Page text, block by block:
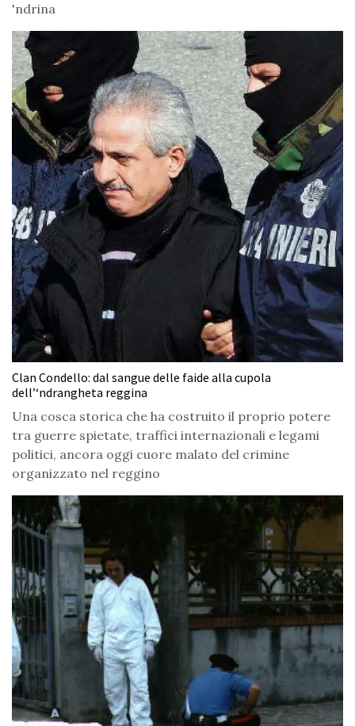
'ndrina
Clan Condello: dal sangue delle faide alla cupola
dell’‘ndrangheta reggina
Una cosca storica che ha costruito il proprio potere
tra guerre spietate, traffici internazionali e legami
politici, ancora oggi cuore malato del crimine
organizzato nel reggino